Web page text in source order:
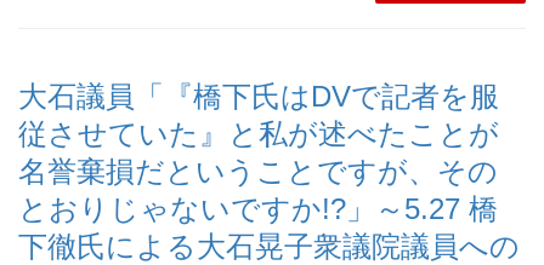
大石議員「『橋下氏はDVで記者を服
従させていた』と私が述べたことが
名誉棄損だということですが、その
とおりじゃないですか!?」～5.27 橋
下徹氏による大石晃子衆議院議員への